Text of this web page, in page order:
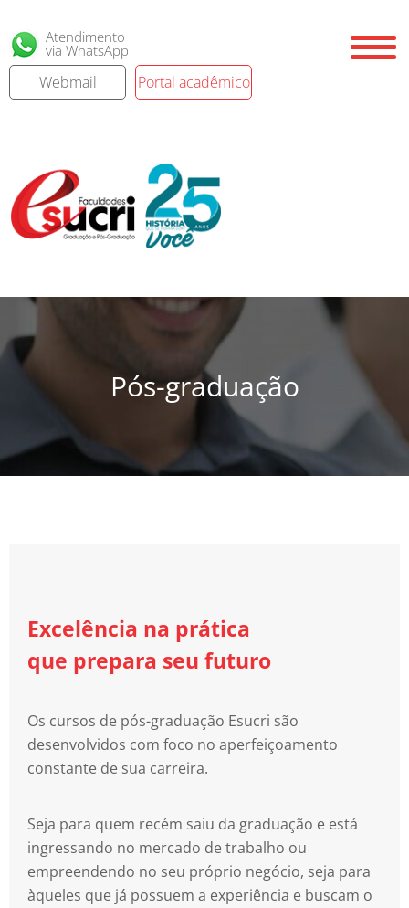
Atendimento
via WhatsApp
Webmail Portal acadêmico
Pós-graduação
Excelência na prática
que prepara seu futuro
Os cursos de pós-graduação Esucri são
desenvolvidos com foco no aperfeiçoamento
constante de sua carreira.
Seja para quem recém saiu da graduação e está
ingressando no mercado de trabalho ou
empreendendo no seu próprio negócio, seja para
àqueles que já possuem a experiência e buscam o